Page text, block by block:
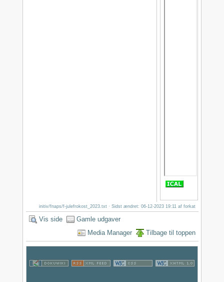
initiv/fnaps/f-julefrokost_2023.txt · Sidst ændret: 06-12-2023 19:11 afforkat
Vis side
Gamle udgaver
Media Manager
Tilbage til toppen